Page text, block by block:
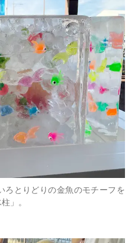
ろとりどりの金魚のモチーフを
」。